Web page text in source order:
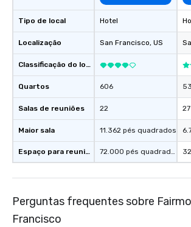
Tipo de local
Localização
Classificação do local
Quartos
Salas de reuniões
Maior sala
Espaço para reuniões
Hotel
San Francisco, US
606
22
11.362 pés quadrados
72.000 pés quadrados
27
Perguntas frequentes sobre
Francisco